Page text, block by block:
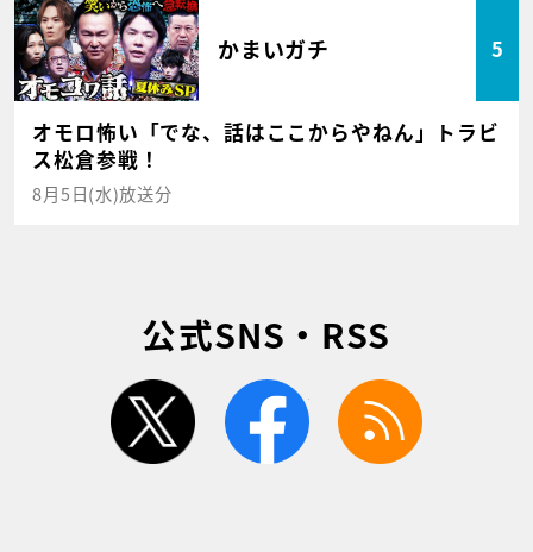
かまいガチ 5
オモロ怖い「でな、話はここからやねん」トラビ
ス松倉参戦！
8月5日(水)放送分
公式SNS・RSS
twitter facebook